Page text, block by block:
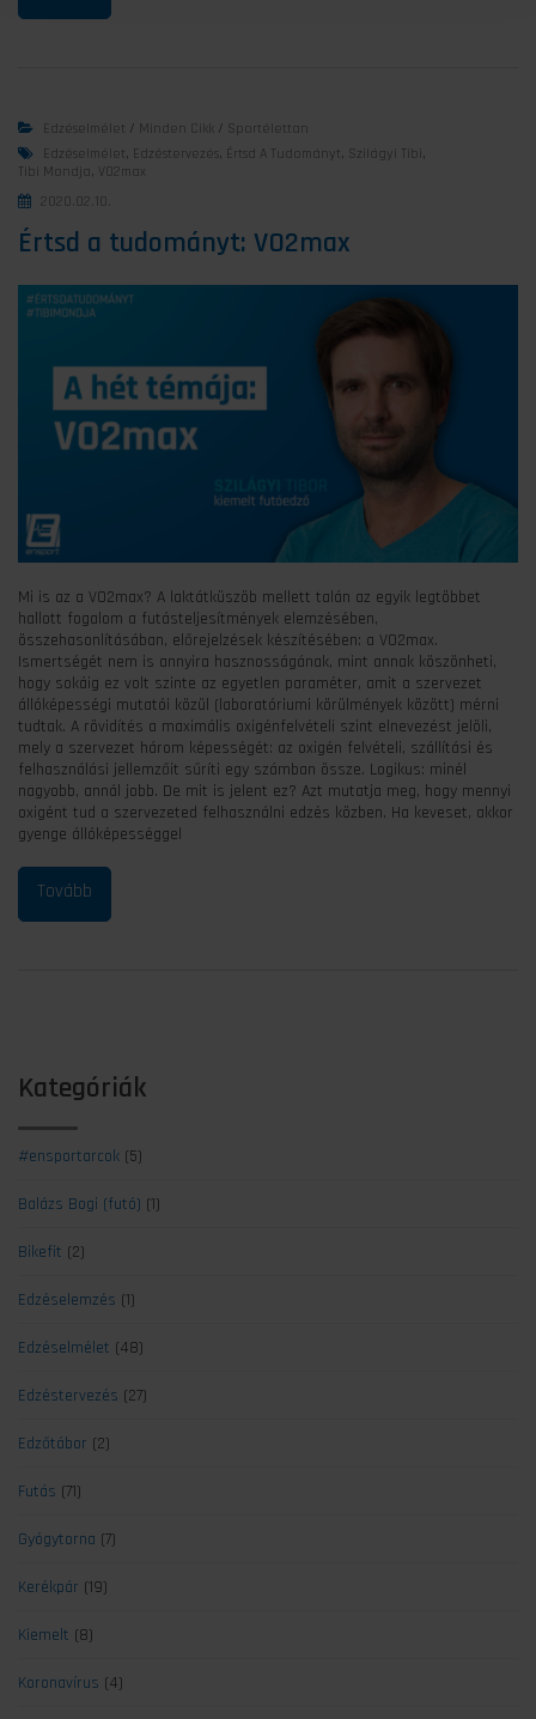
Edzéselmélet / Minden Cikk / Sportélettan
Edzéselmélet , Edzéstervezés, Értsd A Tudományt , Szilágyi Tibi,
Tibi Mondja,
VO2max
2020.02.10.
Értsd a tudományt: VO2max
Mi is az a VO2max? A laktátküszöb mellett talán az egyik legtöbbet
hallott fogalom a futásteljesítmények elemzésében,
összehasonlításában, előrejelzések készítésében: a VO2max.
Ismertségét nem is annyira hasznosságának, mint annak köszönheti,
hogy sokáig ez volt szinte az egyetlen paraméter, amit a szervezet
állóképességi mutatói közül (laboratóriumi körülmények között) mérni
tudtak. A rövidítés a maximális oxigénfelvételi szint elnevezést jelöli,
mely a szervezet három képességét: az oxigén felvételi, szállítási és
felhasználási jellemzőit sűríti egy számban össze. Logikus: minél
nagyobb, annál jobb. De mit is jelent ez? Azt mutatja meg, hogy mennyi
oxigént tud a szervezeted felhasználni edzés közben. Ha keveset, akkor
gyenge állóképességgel
Kategóriák
#ensportarcok (5)
Balázs Bogi (futó) (1)
Bikefit (2)
Edzéselemzés (1)
Edzéselmélet (48)
Edzéstervezés (27)
Edzőtábor (2)
Futás (71)
Gyógytorna (7)
Kerékpár (19)
Kiemelt (8)
Koronavírus (4)